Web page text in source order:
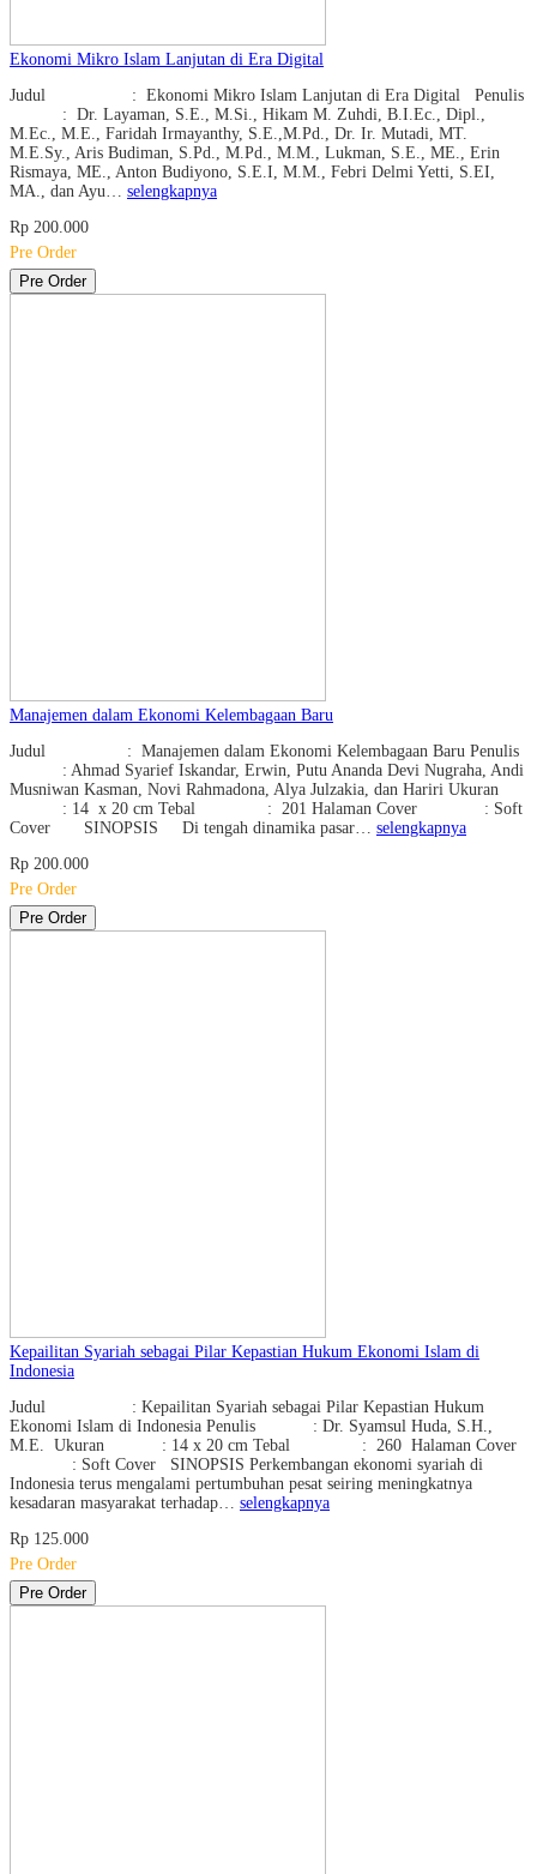
Ekonomi Mikro Islam Lanjutan di Era Digital
Judul : Ekonomi Mikro Islam Lanjutan di Era Digital Penulis
: Dr. Layaman, S.E., M.Si., Hikam M. Zuhdi, B.I.Ec., Dipl.,
M.Ec., M.E., Faridah Irmayanthy, S.E.,M.Pd., Dr. Ir. Mutadi, MT.
M.E.Sy., Aris Budiman, S.Pd., M.Pd., M.M., Lukman, S.E., ME., Erin
Rismaya, ME., Anton Budiyono, S.E.I, M.M., Febri Delmi Yetti, S.EI,
MA., dan Ayu… selengkapnya
Rp 200.000
Pre Order
Pre Order
Manajemen dalam Ekonomi Kelembagaan Baru
Judul : Manajemen dalam Ekonomi Kelembagaan Baru Penulis
: Ahmad Syarief Iskandar, Erwin, Putu Ananda Devi Nugraha, Andi
Musniwan Kasman, Novi Rahmadona, Alya Julzakia, dan Hariri Ukuran
: 14 x 20 cm Tebal : 201 Halaman Cover : Soft
Cover SINOPSIS Di tengah dinamika pasar… selengkapnya
Rp 200.000
Pre Order
Pre Order
Kepailitan Syariah sebagai Pilar Kepastian Hukum Ekonomi Islam di
Indonesia
Judul : Kepailitan Syariah sebagai Pilar Kepastian Hukum
Ekonomi Islam di Indonesia Penulis : Dr. Syamsul Huda, S.H.,
M.E. Ukuran : 14 x 20 cm Tebal : 260 Halaman Cover
: Soft Cover SINOPSIS Perkembangan ekonomi syariah di
Indonesia terus mengalami pertumbuhan pesat seiring meningkatnya
kesadaran masyarakat terhadap… selengkapnya
Rp 125.000
Pre Order
Pre Order